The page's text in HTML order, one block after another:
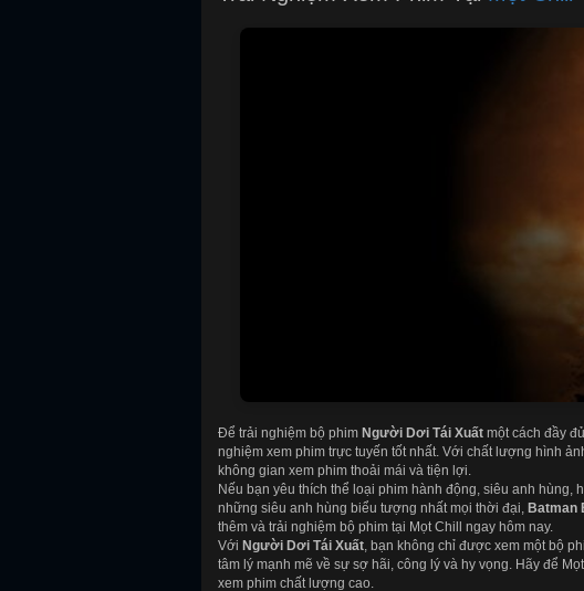
Để trải nghiệm bộ phim Người Dơi Tái Xuất một cách đầy
nghiệm xem phim trực tuyến tốt nhất. Với chất lượng hình
không gian xem phim thoải mái và tiện lợi.
Nếu bạn yêu thích thể loại phim hành động, siêu anh hùng,
những siêu anh hùng biểu tượng nhất mọi thời đại, Batman
thêm và trải nghiệm bộ phim tại Mọt Chill ngay hôm nay.
Với Người Dơi Tái Xuất , bạn không chỉ được xem một bộ
tâm lý mạnh mẽ về sự sợ hãi, công lý và hy vọng. Hãy để
xem phim chất lượng cao.